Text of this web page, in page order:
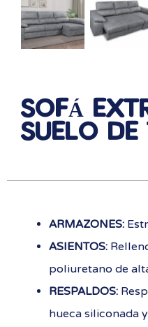
SOFÁ
SUELO DE
ARMAZONES:
ASIENTOS:
poliuretano de
RESPALDOS:
hueca siliconada